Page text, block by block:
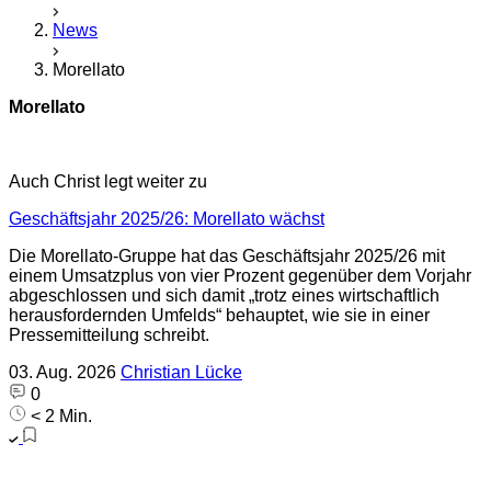
News
Morellato
Morellato
Auch Christ legt weiter zu
Geschäftsjahr 2025/26: Morellato wächst
Die Morellato-Gruppe hat das Geschäftsjahr 2025/26 mit
einem Umsatzplus von vier Prozent gegenüber dem Vorjahr
abgeschlossen und sich damit „trotz eines wirtschaftlich
herausfordernden Umfelds“ behauptet, wie sie in einer
Pressemitteilung schreibt.
03. Aug. 2026 Christian Lücke
0
< 2 Min.